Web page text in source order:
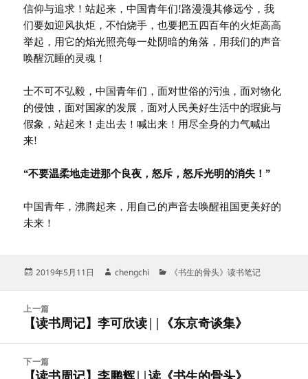
信仰与追求！站起来，中国青年们!路漫漫其修远兮，我
们要如迎风执炬，不怕烧手，也要把五四百年的火炬高高
举起，用它的焰光照亮每一处阴暗的角落，用我们的声音
唤醒沉睡的灵魂！
士不可不弘毅，中国青年们，面对世俗的污浊，面对物化
的侵蚀，面对国家的发展，面对人民美好生活中的瑕疵与
假象，站起来！走出去！喊出来！用尽全身的力气喊出
来!
“不要温柔地走进那个良夜，怒斥，怒斥光明的消失！”
中国青年，沸腾起来，用自己的声音去唤醒祖国更美好的
未来！
发
2019年5月11日
作
chengchi
分《书生的骨头》读书笔记
航
上一篇
上
文
章：
【读书周记】李可欣读||《东京奇谈集》
下一篇
下【读书周记】李鹏辉||读《书生的骨头》